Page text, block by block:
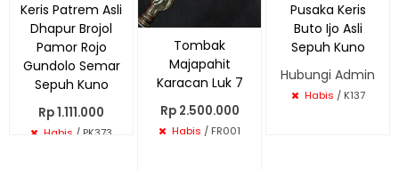
Keris Patrem Asli
Dhapur Brojol
Pamor Rojo
Gundolo Semar
Sepuh Kuno
Rp 1.111.000
Habis / PK373
Tombak
Majapahit
Karacan Luk 7
Rp 2.500.000
Habis / FR001
Pusaka Keris
Buto Ijo Asli
Sepuh Kuno
Hubungi Admin
Habis / K137